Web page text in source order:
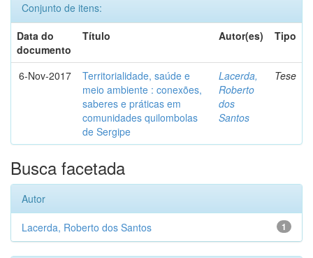
Conjunto de itens:
Data do
documento
Título Autor(es) Tipo
6-Nov-2017
Territorialidade, saúde e
meio ambiente : conexões,
saberes e práticas em
comunidades quilombolas
de Sergipe
Lacerda,
Roberto
dos
Santos
Tese
Busca facetada
Autor
1
Lacerda, Roberto dos Santos